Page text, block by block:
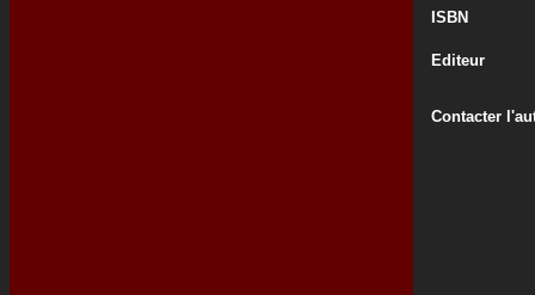
ISBN
Editeur
Contacter